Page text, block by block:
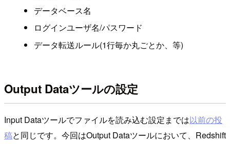
データベース名
ログインユーザ名/パスワード
データ転送ルール(1行毎か丸ごとか、等)
Output Dataツールの設定
Input Dataツールでファイルを読み込む設定までは以前の投
稿と同じです。今回はOutput Dataツールにおいて、Redshift